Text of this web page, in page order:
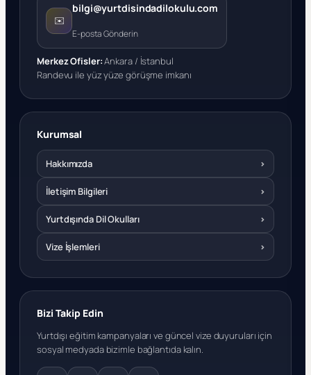
✉️
bilgi@yurtdisindadilokulu.com
E-posta Gönderin
Merkez Ofisler:Ankara / İstanbul
Randevu ile yüz yüze görüşme imkanı
Kurumsal
Hakkımızda ›
İletişim Bilgileri ›
Yurtdışında Dil Okulları ›
Vize İşlemleri ›
Bizi Takip Edin
Yurtdışı eğitim kampanyaları ve güncel vize duyuruları için
sosyal medyada bizimle bağlantıda kalın.